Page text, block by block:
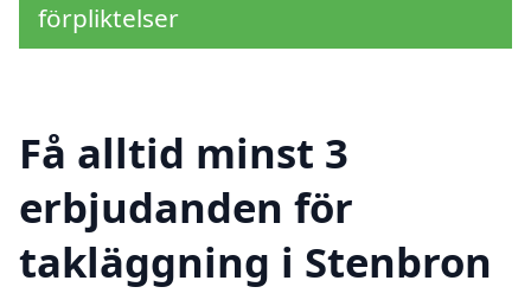
förpliktelser
Få alltid minst 3
erbjudanden för
takläggning i Stenbron